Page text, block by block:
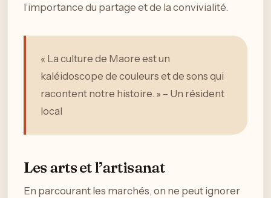
l’importance du partage et de la convivialité.
« La culture de Maore est un
kaléidoscope de couleurs et de sons qui
racontent notre histoire. » – Un résident
local
Les arts et l’artisanat
En parcourant les marchés, on ne peut ignorer